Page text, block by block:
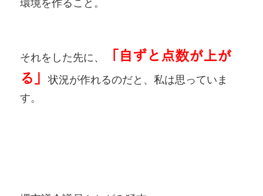
環境を作ること。
それをした先に、
「自ずと点数が上が
る」
状況が作れるのだと、私は思っていま
す。